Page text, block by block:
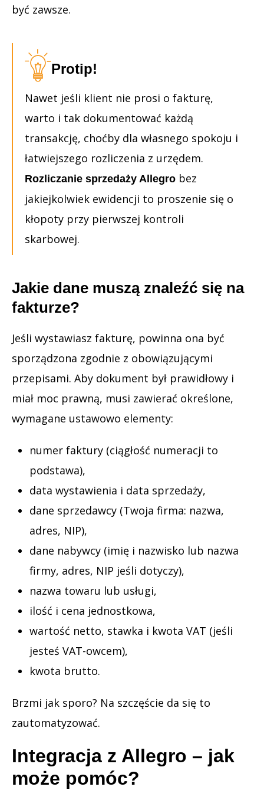
być zawsze.
Protip!
Nawet jeśli klient nie prosi o fakturę,
warto i tak dokumentować każdą
transakcję, choćby dla własnego spokoju i
łatwiejszego rozliczenia z urzędem.
Rozliczanie sprzedaży Allegro bez
jakiejkolwiek ewidencji to proszenie się o
kłopoty przy pierwszej kontroli
skarbowej.
Jakie dane muszą znaleźć się na
fakturze?
Jeśli wystawiasz fakturę, powinna ona być
sporządzona zgodnie z obowiązującymi
przepisami. Aby dokument był prawidłowy i
miał moc prawną, musi zawierać określone,
wymagane ustawowo elementy:
numer faktury (ciągłość numeracji to
podstawa),
data wystawienia i data sprzedaży,
dane sprzedawcy (Twoja firma: nazwa,
adres, NIP),
dane nabywcy (imię i nazwisko lub nazwa
firmy, adres, NIP jeśli dotyczy),
nazwa towaru lub usługi,
ilość i cena jednostkowa,
wartość netto, stawka i kwota VAT (jeśli
jesteś VAT-owcem),
kwota brutto.
Brzmi jak sporo? Na szczęście da się to
zautomatyzować.
Integracja z Allegro – jak
może pomóc?